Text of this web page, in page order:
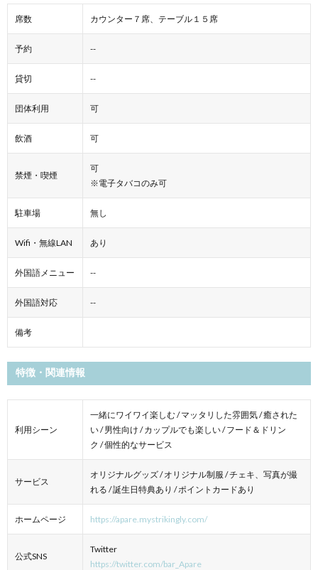
席数 カウンター７席、テーブル１５席
予約 --
貸切 --
団体利用 可
飲酒 可
禁煙・喫煙
可
※電子タバコのみ可
駐車場 無し
Wifi・無線LAN あり
外国語メニュー --
外国語対応 --
備考
特徴・関連情報
利用シーン
一緒にワイワイ楽しむ / マッタリした雰囲気 / 癒された
い / 男性向け / カップルでも楽しい / フード＆ドリン
ク / 個性的なサービス
サービス
オリジナルグッズ / オリジナル制服 / チェキ、写真が撮
れる / 誕生日特典あり / ポイントカードあり
ホームページ https://apare.mystrikingly.com/
公式SNS
Twitter
https://twitter.com/bar_Apare